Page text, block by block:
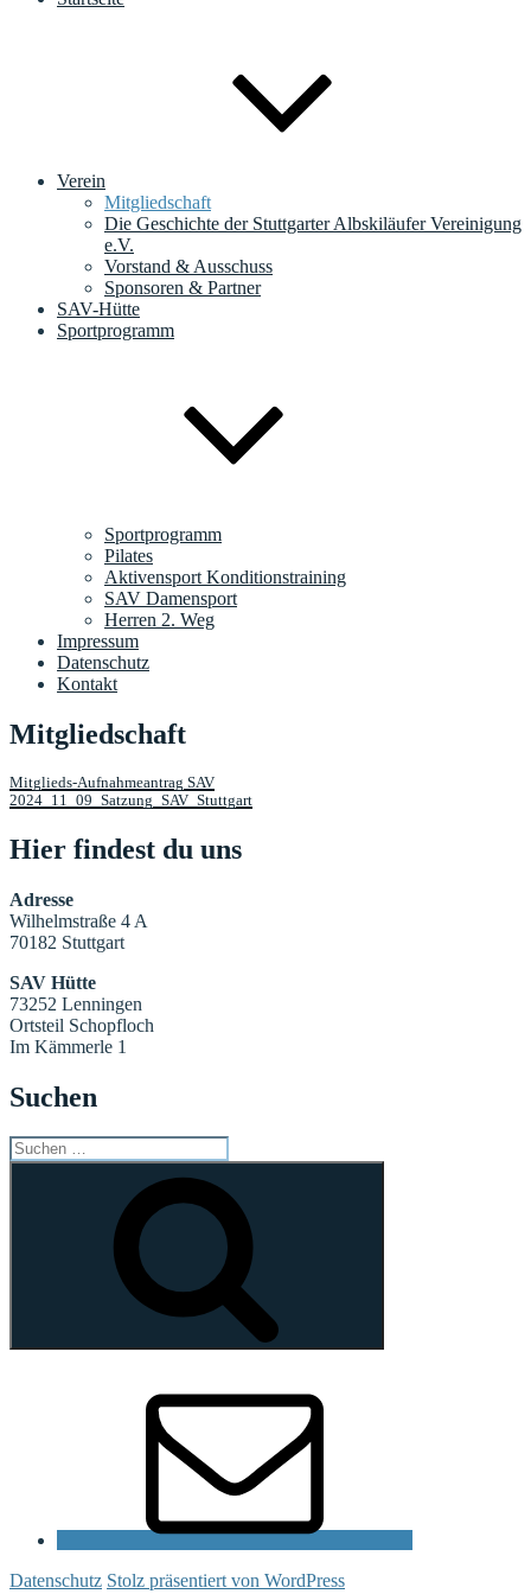
Verein
Mitgliedschaft
Die Geschichte der Stuttgarter Albskiläufer Vereinigung
e.V.
Vorstand & Ausschuss
Sponsoren & Partner
SAV-Hütte
Sportprogramm
Sportprogramm
Pilates
Aktivensport Konditionstraining
SAV Damensport
Herren 2. Weg
Impressum
Datenschutz
Kontakt
Mitgliedschaft
Mitglieds-Aufnahmeantrag SAV
2024_11_09_Satzung_SAV_Stuttgart
Hier findest du uns
Adresse
Wilhelmstraße 4 A
70182 Stuttgart
SAV Hütte
73252 Lenningen
Ortsteil Schopfloch
Im Kämmerle 1
Suchen
Suchen
nach:
Datenschutz Stolz präsentiert von WordPress